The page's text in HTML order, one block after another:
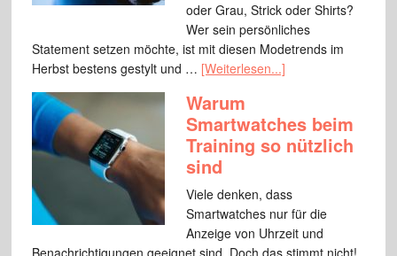
oder Grau, Strick oder Shirts?
Wer sein persönliches
Statement setzen möchte, ist mit diesen Modetrends im
Herbst bestens gestylt und … [Weiterlesen...]
Warum
Smartwatches beim
Training so nützlich
sind
Viele denken, dass
Smartwatches nur für die
Anzeige von Uhrzeit und
Benachrichtigungen geeignet sind. Doch das stimmt nicht!